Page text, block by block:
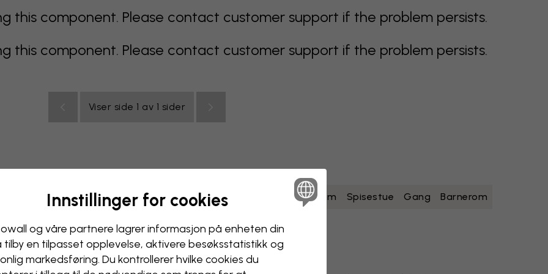
this component. Please contact customer support if the problem persists.
this component. Please contact customer support if the problem persists.
Viser side 1 av 1 sider
oransje rosa lilla rød turkis hvit Soverom Spisestue Gang Barnerom
Innstillinger for cookies
og våre partnere lagrer informasjon på enheten din
tilby en tilpasset opplevelse, aktivere besøks­statistikk og
markedsføring. Du kontrollerer hvilke cookies du